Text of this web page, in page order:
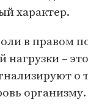
характер.
в правом
нагрузки –
о
организму.